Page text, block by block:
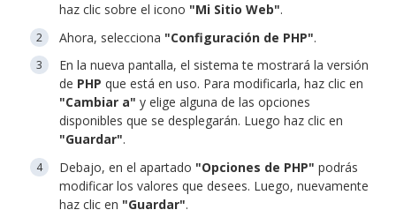
haz clic sobre el icono "Mi Sitio Web".
Ahora, selecciona "Configuración de PHP".
En la nueva pantalla, el sistema te mostrará la versión
de PHP que está en uso. Para modificarla, haz clic en
"Cambiar a" y elige alguna de las opciones
disponibles que se desplegarán. Luego haz clic en
"Guardar".
Debajo, en el apartado "Opciones de PHP" podrás
modificar los valores que desees. Luego, nuevamente
haz clic en "Guardar".